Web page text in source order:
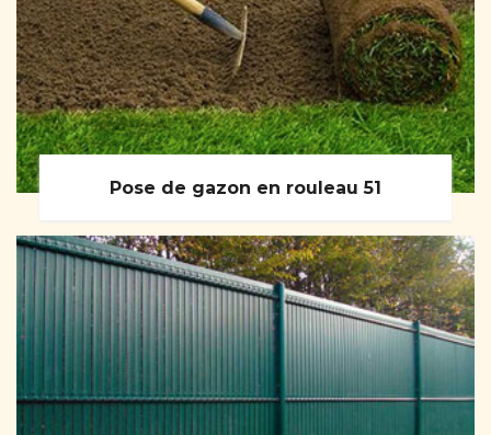
Pose de gazon en rouleau 51